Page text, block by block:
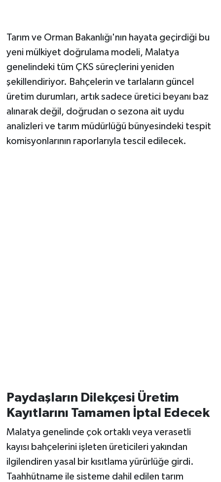
Tarım ve Orman Bakanlığı'nın hayata geçirdiği bu
yeni mülkiyet doğrulama modeli, Malatya
genelindeki tüm ÇKS süreçlerini yeniden
şekillendiriyor. Bahçelerin ve tarlaların güncel
üretim durumları, artık sadece üretici beyanı baz
alınarak değil, doğrudan o sezona ait uydu
analizleri ve tarım müdürlüğü bünyesindeki tespit
komisyonlarının raporlarıyla tescil edilecek.
Paydaşların Dilekçesi Üretim
Kayıtlarını Tamamen İptal Edecek
Malatya genelinde çok ortaklı veya verasetli
kayısı bahçelerini işleten üreticileri yakından
ilgilendiren yasal bir kısıtlama yürürlüğe girdi.
Taahhütname ile sisteme dahil edilen tarım